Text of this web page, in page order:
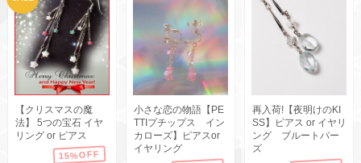
【クリスマスの魔
法】 5つの宝石 イヤ
リング or ピアス
15%OFF
小さな恋の物語【PE
TTIプチップス イン
カローズ】ピアスor
イヤリング
再入荷!【夜明けのKI
SS】ピアス or イヤリ
ング ブルートパー
ズ